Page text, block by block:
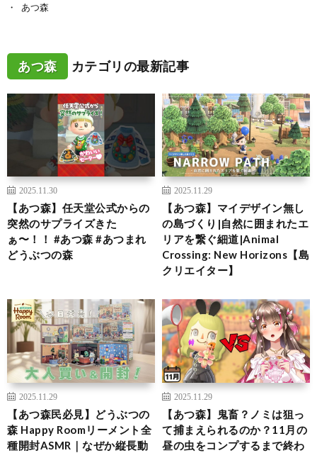
あつ森
あつ森 カテゴリの最新記事
2025.11.30
【あつ森】任天堂公式からの
突然のサプライズきた
ぁ〜！！ #あつ森 #あつまれ
どうぶつの森
2025.11.29
【あつ森】マイデザイン無し
の島づくり|自然に囲まれたエ
リアを繋ぐ細道|Animal
Crossing: New Horizons【島
クリエイター】
2025.11.29
【あつ森民必見】どうぶつの
森 Happy Roomリーメント全
種開封ASMR｜なぜか縦長動
2025.11.29
【あつ森】鬼畜？ノミは狙っ
て捕まえられるのか？11月の
昼の虫をコンプするまで終わ